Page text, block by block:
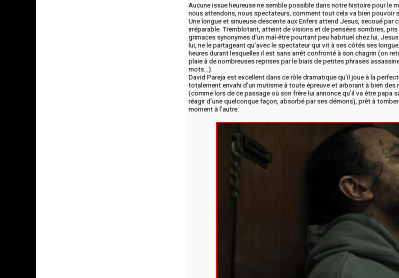
Aucune issue heureuse ne semble possible dans notre histoire pour le
nous attendons, nous spectateurs, comment tout cela va bien pouvoir
Une longue et sinueuse descente aux Enfers attend Jesus, secoué par
irréparable. Tremblotant, atteint de visions et de pensées sombres,
grimaces synonymes d’un mal-être pourtant peu habituel chez lui,
lui, ne le partageant qu’avec le spectateur qui vit à ses côtés ses
heures durant lesquelles il est sans arrêt confronté à son chagrin (on
plaie à de nombreuses reprises par le biais de petites phrases
mots…).
David Pareja est excellent dans ce rôle dramatique qu’il joue à la
totalement envahi d’un mutisme à toute épreuve et arborant à bien
(comme lors de ce passage où son frère lui annonce qu’il va être papa
réagir d’une quelconque façon, absorbé par ses démons), prêt à
moment à l’autre.